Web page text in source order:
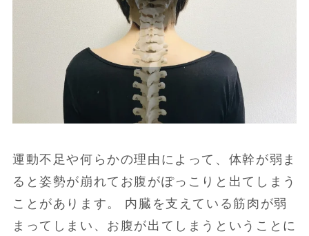
運動不足や何らかの理由によって、体幹が弱ま
ると姿勢が崩れてお腹がぽっこりと出てしまう
ことがあります。 内臓を支えている筋肉が弱
まってしまい、お腹が出てしまうということに